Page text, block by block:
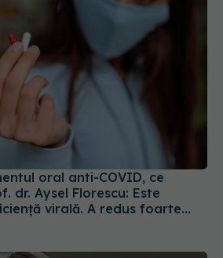
dr. Aysel Florescu: Este
virală. A redus foarte